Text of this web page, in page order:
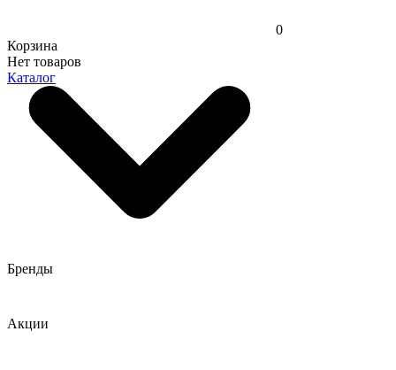
0
Корзина
Нет товаров
Каталог
Бренды
Акции